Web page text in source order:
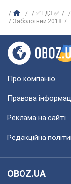
✅ ГДЗ ✅
Заболотний 2018
Про компанію
Правова
Реклама на сайті
Редакційна
OBOZ.UA